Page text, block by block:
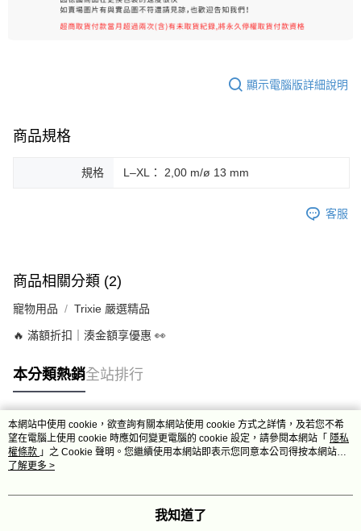
顯示電腦版詳細說明
商品規格
規格 L–XL： 2,00 m/ø 13 mm
客服
商品相關分類 (2)
寵物用品 Trixie 嚴選精品
🔥 滿額折扣｜湊金額享優惠 👀
本分類熱銷全站排行
熱門標籤
本網站中使用 cookie，欲查詢有關本網站使用 cookie 方式之詳情，及若您不希
望在電腦上使用 cookie 時應如何變更電腦的 cookie 設定，請參閱本網站「 隱私
權條款 」之 Cookie 聲明。您繼續使用本網站即表示您同意本公司得按本網站使
用條款之 Cookie 聲明使用 cookie。
了解更多 >
我知道了